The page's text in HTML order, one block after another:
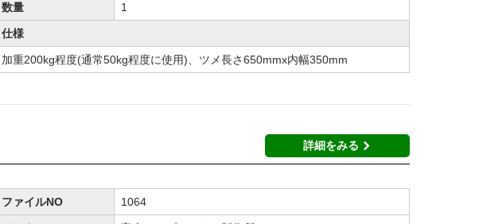
数量 1
仕様
加重200kg程度(通常50kg程度に使用)、ツメ長さ650mmx内幅350mm
詳細をみる
ファイルNO 1064